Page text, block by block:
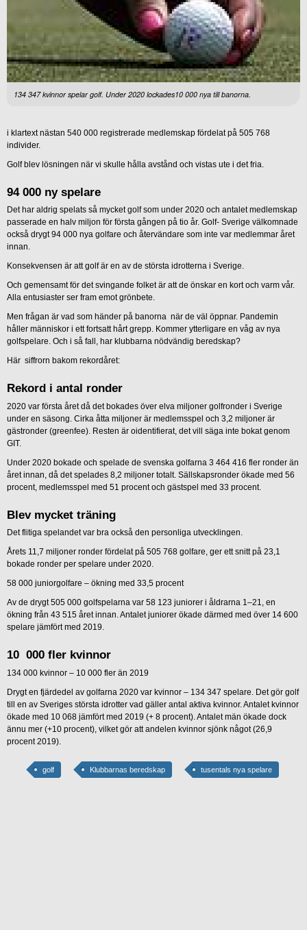
134 347 kvinnor spelar golf. Under 2020 lockades10 000 nya till banorna.
i klartext nästan 540 000 registrerade medlemskap fördelat på 505 768
individer.
Golf blev lösningen när vi skulle hålla avstånd och vistas ute i det fria.
94 000 ny spelare
Det har aldrig spelats så mycket golf som under 2020 och antalet medlemskap
passerade en halv miljon för första gången på tio år. Golf- Sverige välkomnade
också drygt 94 000 nya golfare och återvändare som inte var medlemmar året
innan.
Konsekvensen är att golf är en av de största idrotterna i Sverige.
Och gemensamt för det svingande folket är att de önskar en kort och varm vår.
Alla entusiaster ser fram emot grönbete.
Men frågan är vad som händer på banorna när de väl öppnar. Pandemin
håller människor i ett fortsatt hårt grepp. Kommer ytterligare en våg av nya
golfspelare. Och i så fall, har klubbarna nödvändig beredskap?
Här siffrorn bakom rekordåret:
Rekord i antal ronder
2020 var första året då det bokades över elva miljoner golfronder i Sverige
under en säsong. Cirka åtta miljoner är medlemsspel och 3,2 miljoner är
gästronder (greenfee). Resten är oidentifierat, det vill säga inte bokat genom
GIT.
Under 2020 bokade och spelade de svenska golfarna 3 464 416 fler ronder än
året innan, då det spelades 8,2 miljoner totalt. Sällskapsronder ökade med 56
procent, medlemsspel med 51 procent och gästspel med 33 procent.
Blev mycket träning
Det flitiga spelandet var bra också den personliga utvecklingen.
Årets 11,7 miljoner ronder fördelat på 505 768 golfare, ger ett snitt på 23,1
bokade ronder per spelare under 2020.
58 000 juniorgolfare – ökning med 33,5 procent
Av de drygt 505 000 golfspelarna var 58 123 juniorer i åldrarna 1–21, en
ökning från 43 515 året innan. Antalet juniorer ökade därmed med över 14 600
spelare jämfört med 2019.
10 000 fler kvinnor
134 000 kvinnor – 10 000 fler än 2019
Drygt en fjärdedel av golfarna 2020 var kvinnor – 134 347 spelare. Det gör golf
till en av Sveriges största idrotter vad gäller antal aktiva kvinnor. Antalet kvinnor
ökade med 10 068 jämfört med 2019 (+ 8 procent). Antalet män ökade dock
ännu mer (+10 procent), vilket gör att andelen kvinnor sjönk något (26,9
procent 2019).
golf Klubbarnas beredskap tusentals nya spelare